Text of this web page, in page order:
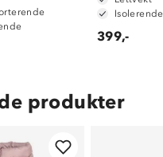
Isolerende
399,-
produkter